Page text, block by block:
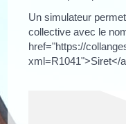
Un simulateur
collective avec le
href="https://
xml=R1041">Siret</